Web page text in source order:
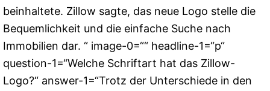
beinhaltete. Zillow sagte, das neue Logo stelle die
Bequemlichkeit und die einfache Suche nach
Immobilien dar. “ image-0=““ headline-1=“p“
question-1=“Welche Schriftart hat das Zillow-
Logo?“ answer-1=“Trotz der Unterschiede in den